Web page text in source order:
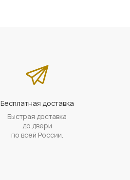
Бесплатная доставка
Быстрая доставка
до двери
по всей России.